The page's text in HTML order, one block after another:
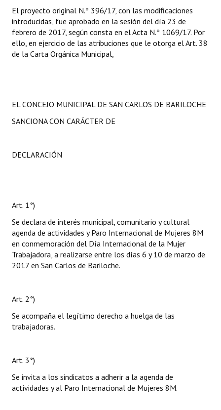
El proyecto original N.º 396/17, con las modificaciones
introducidas, fue aprobado en la sesión del día 23 de
febrero de 2017, según consta en el Acta N.º 1069/17. Por
ello, en ejercicio de las atribuciones que le otorga el Art. 38
de la Carta Orgánica Municipal,
EL CONCEJO MUNICIPAL DE SAN CARLOS DE BARILOCHE
SANCIONA CON CARÁCTER DE
DECLARACIÓN
Art. 1°)
Se declara de interés municipal, comunitario y cultural
agenda de actividades y Paro Internacional de Mujeres 8M
en conmemoración del Día Internacional de la Mujer
Trabajadora, a realizarse entre los días 6 y 10 de marzo de
2017 en San Carlos de Bariloche.
Art. 2°)
Se acompaña el legítimo derecho a huelga de las
trabajadoras.
Art. 3°)
Se invita a los sindicatos a adherir a la agenda de
actividades y al Paro Internacional de Mujeres 8M.